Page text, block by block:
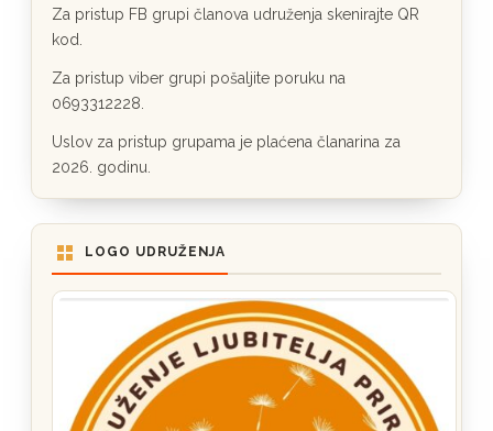
Za pristup FB grupi članova udruženja skenirajte QR
kod.
Za pristup viber grupi pošaljite poruku na
0693312228.
Uslov za pristup grupama je plaćena članarina za
2026. godinu.
LOGO UDRUŽENJA